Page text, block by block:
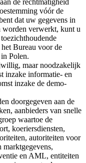
de rechtmatigheid
vóór de
dat uw gegevens in
verwerkt, kunt u
Bureau voor de
Polen.
maar noodzakelijk
inzake informatie- en
inzake de demo-
doorgegeven aan de
aanbieders van snelle
waartoe de
koeriersdiensten,
autoriteiten voor
marktgegevens,
en AML, entiteiten